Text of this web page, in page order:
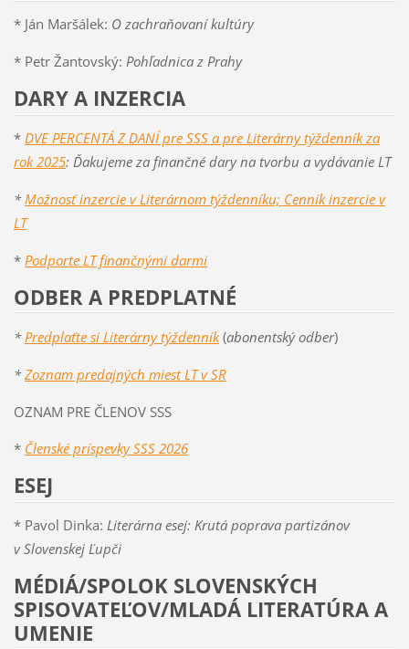
* Ján Maršálek: O zachraňovaní kultúry
* Petr Žantovský: Pohľadnica z Prahy
DARY A INZERCIA
* DVE PERCENTÁ Z DANÍ pre SSS a pre Literárny týždenník za
rok 2025: Ďakujeme za finančné dary na tvorbu a vydávanie LT
* Možnosť inzercie v Literárnom týždenníku; Cenník inzercie v
LT
* Podporte LT finančnými darmi
ODBER A PREDPLATNÉ
* Predplaťte si Literárny týždenník(abonentský odber)
*Zoznam predajných miest LT v SR
OZNAM PRE ČLENOV SSS
* Členské príspevky SSS 2026
ESEJ
* Pavol Dinka: Literárna esej: Krutá poprava partizánov
v Slovenskej Ľupči
MÉDIÁ/SPOLOK SLOVENSKÝCH
SPISOVATEĽOV/MLADÁ LITERATÚRA A
UMENIE